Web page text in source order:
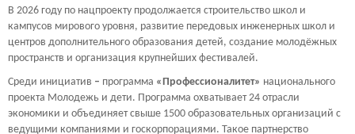
В 2026 году по нацпроекту продолжается строительство школ и
кампусов мирового уровня, развитие передовых инженерных школ и
центров дополнительного образования детей, создание молодёжных
пространств и организация крупнейших фестивалей.
Среди инициатив – программа «Профессионалитет» национального
проекта Молодежь и дети. Программа охватывает 24 отрасли
экономики и объединяет свыше 1500 образовательных организаций с
ведущими компаниями и госкорпорациями. Такое партнерство